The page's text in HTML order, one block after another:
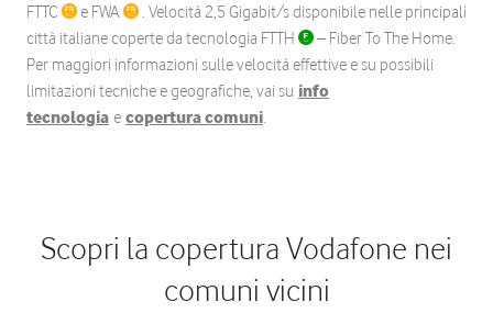
FTTC
e FWA
. Velocità 2,5 Gigabit/s disponibile nelle principali
città italiane coperte da tecnologia FTTH
– Fiber To The Home.
Per maggiori informazioni sulle velocità effettive e su possibili
limitazioni tecniche e geografiche, vai su info
tecnologia e copertura comuni.
Scopri la copertura Vodafone nei
comuni vicini